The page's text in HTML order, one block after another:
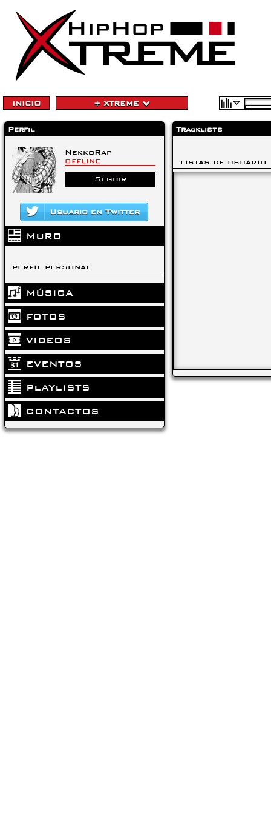
INICIO + XTREME
Perfil
NekkoRap
OFFLINE
Seguir
Usuario en Twitter
MURO
PERFIL PERSONAL
MÚSICA
FOTOS
VIDEOS
EVENTOS
PLAYLISTS
CONTACTOS
Tracklists
LISTAS DE USUARIO